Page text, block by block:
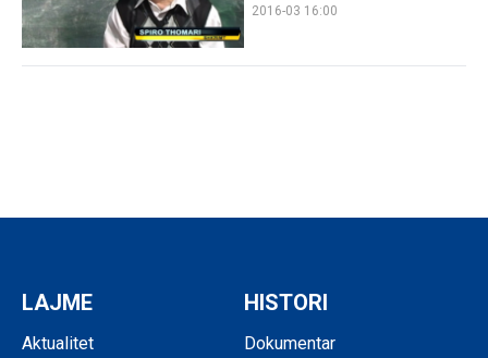
2016-03 16:00
LAJME
Aktualitet
HISTORI
Dokumentar